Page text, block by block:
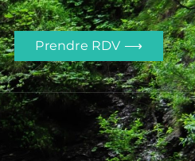
Prendre RDV ⟶